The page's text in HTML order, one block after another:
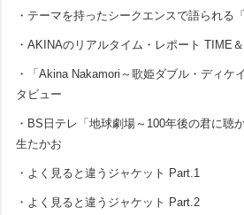
・テーマを持ったシークエンスで語られる
・AKINAのリアルタイム・レポート TIME
・「Akina Nakamori～歌姫ダブル・ディケ
タビュー
・BS日テレ「地球劇場～100年後の君に聴
生たかお
・よく見ると違うジャケット Part.1
・よく見ると違うジャケット Part.2